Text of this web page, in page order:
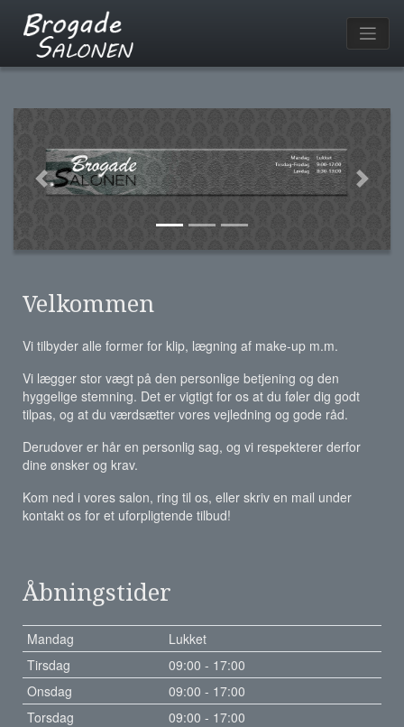
Previous Next
Velkommen
Vi tilbyder alle former for klip, lægning af make-up m.m.
Vi lægger stor vægt på den personlige betjening og den
hyggelige stemning. Det er vigtigt for os at du føler dig godt
tilpas, og at du værdsætter vores vejledning og gode råd.
Derudover er hår en personlig sag, og vi respekterer derfor
dine ønsker og krav.
Kom ned i vores salon, ring til os, eller skriv en mail under
kontakt os for et uforpligtende tilbud!
Åbningstider
Mandag
Lukket
Tirsdag
09:00 - 17:00
Onsdag
09:00 - 17:00
Torsdag
09:00 - 17:00